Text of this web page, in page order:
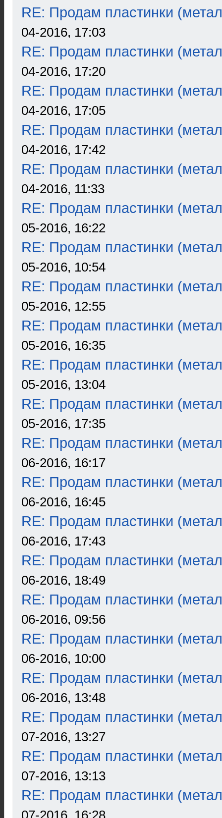
RE: Продам пластинки
04-2016, 17:03
RE: Продам пластинки
04-2016, 17:20
RE: Продам пластинки
04-2016, 17:05
RE: Продам пластинки
04-2016, 17:42
RE: Продам пластинки
04-2016, 11:33
RE: Продам пластинки
05-2016, 16:22
RE: Продам пластинки
05-2016, 10:54
RE: Продам пластинки
05-2016, 12:55
RE: Продам пластинки
05-2016, 16:35
RE: Продам пластинки
05-2016, 13:04
RE: Продам пластинки
05-2016, 17:35
RE: Продам пластинки
06-2016, 16:17
RE: Продам пластинки
06-2016, 16:45
RE: Продам пластинки
06-2016, 17:43
RE: Продам пластинки
06-2016, 18:49
RE: Продам пластинки
06-2016, 09:56
RE: Продам пластинки
06-2016, 10:00
RE: Продам пластинки
06-2016, 13:48
RE: Продам пластинки
07-2016, 13:27
RE: Продам пластинки
07-2016, 13:13
RE: Продам пластинки
07-2016, 16:28